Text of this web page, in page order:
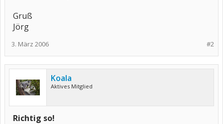
Gruß
Jörg
#2
3. März 2006
Koala
Aktives Mitglied
Richtig so!